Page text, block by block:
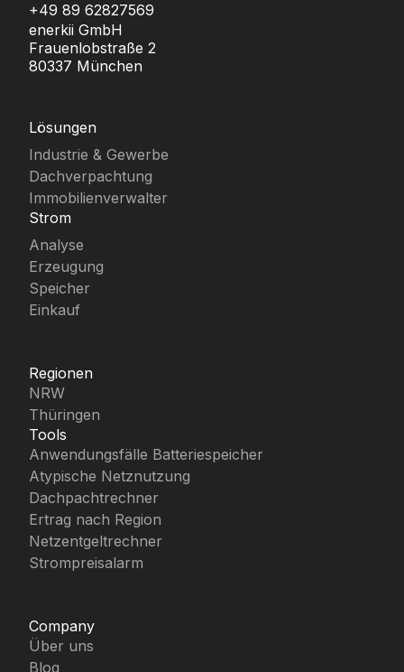
+49 89 62827569
enerkii GmbH
Frauenlobstraße 2
80337 München
Lösungen
Industrie & Gewerbe
Dachverpachtung
Immobilienverwalter
Strom
Analyse
Erzeugung
Speicher
Einkauf
Regionen
NRW
Thüringen
Tools
Anwendungsfälle Batteriespeicher
Atypische Netznutzung
Dachpachtrechner
Ertrag nach Region
Netzentgeltrechner
Strompreisalarm
Company
Über uns
Blog